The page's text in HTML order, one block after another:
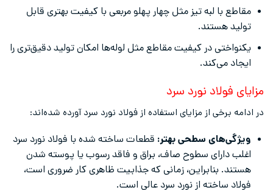
مقاطع با لبه تیز مثل چهار پهلو مربعی با کیفیت بهتری قابل
تولید هستند.
یکنواختی در کیفیت مقاطع مثل لوله‌ها امکان تولید دقیق‌تری را
ایجاد می‌کند.
مزایای فولاد نورد سرد
در ادامه برخی از مزایای استفاده از فولاد نورد سرد آورده شده‌اند:
ویژگی‌های سطحی بهتر: قطعات ساخته شده با فولاد نورد سرد
اغلب دارای سطوح صاف، براق و فاقد رسوب یا پوسته شدن
هستند. بنابراین، زمانی که جذابیت ظاهری کار ضروری است،
فولاد ساخته از نورد سرد عالی است.